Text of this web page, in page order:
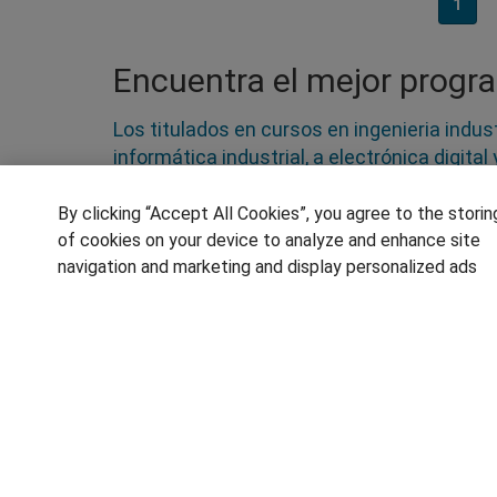
1
Encuentra el mejor
Los titulados en cursos en ingenieria
informática industrial, a electrónica digital
esta titulación también en inglés para
objetivos y fórmate para ser un ingeniero
plantas industriales
By clicking “Accept All Cookies”, you agree to the
of cookies on your device to analyze and enhance site
navigation and marketing and display personalized ads